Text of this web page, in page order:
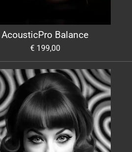
AcousticPro Balance
€ 199,00